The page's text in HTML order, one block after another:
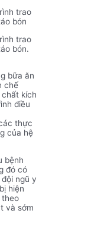
trao
bón
trao
bón.
bữa ăn
chế
kích
điều
thực
của hệ
bệnh
đó có
ngũ y
hiện
theo
và sớm